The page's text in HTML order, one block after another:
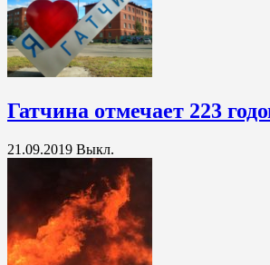
Гатчина отмечает 223
21.09.2019 Выкл.